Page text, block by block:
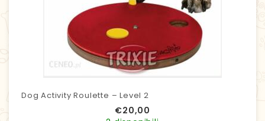
Dog Activity Roulette – Level 2
€20,00